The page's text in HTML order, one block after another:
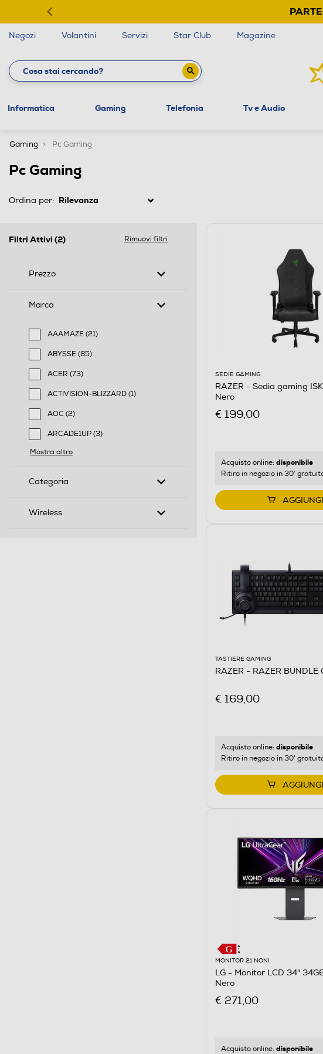
Negozi Volantini Servizi Star Club Magazine
Informatica Gaming Telefonia Tv e Audio
Gaming Pc Gaming
Pc Gaming
Ordina per:
Filtri Attivi (2) Rimuovi filtri
Prezzo
Marca
AAAMAZE (21)
Filtra per Marca: AAAMAZE
ABYSSE (85)
Filtra per Marca: ABYSSE
ACER (73)
Filtra per Marca: ACER
ACTIVISION-BLIZZARD (1)
Filtra per Marca: ACTIVISION-BLIZZARD
AOC (2)
Filtra per Marca: AOC
ARCADE1UP (3)
Filtra per Marca: ARCADE1UP
Mostra altro
Categoria
Wireless
SEDIE GAMING
RAZER - Sedia gaming
Nero
€ 199,00
Acquisto online: disponibile
Ritiro in negozio in 30'
AGGIUNGI
TASTIERE GAMING
RAZER - RAZER BUNDLE
€ 169,00
Acquisto online: disponibile
Ritiro in negozio in 30'
AGGIUNGI
MONITOR 21 NONI
LG - Monitor LCD 34"
Nero
€ 271,00
Acquisto online: disponibile